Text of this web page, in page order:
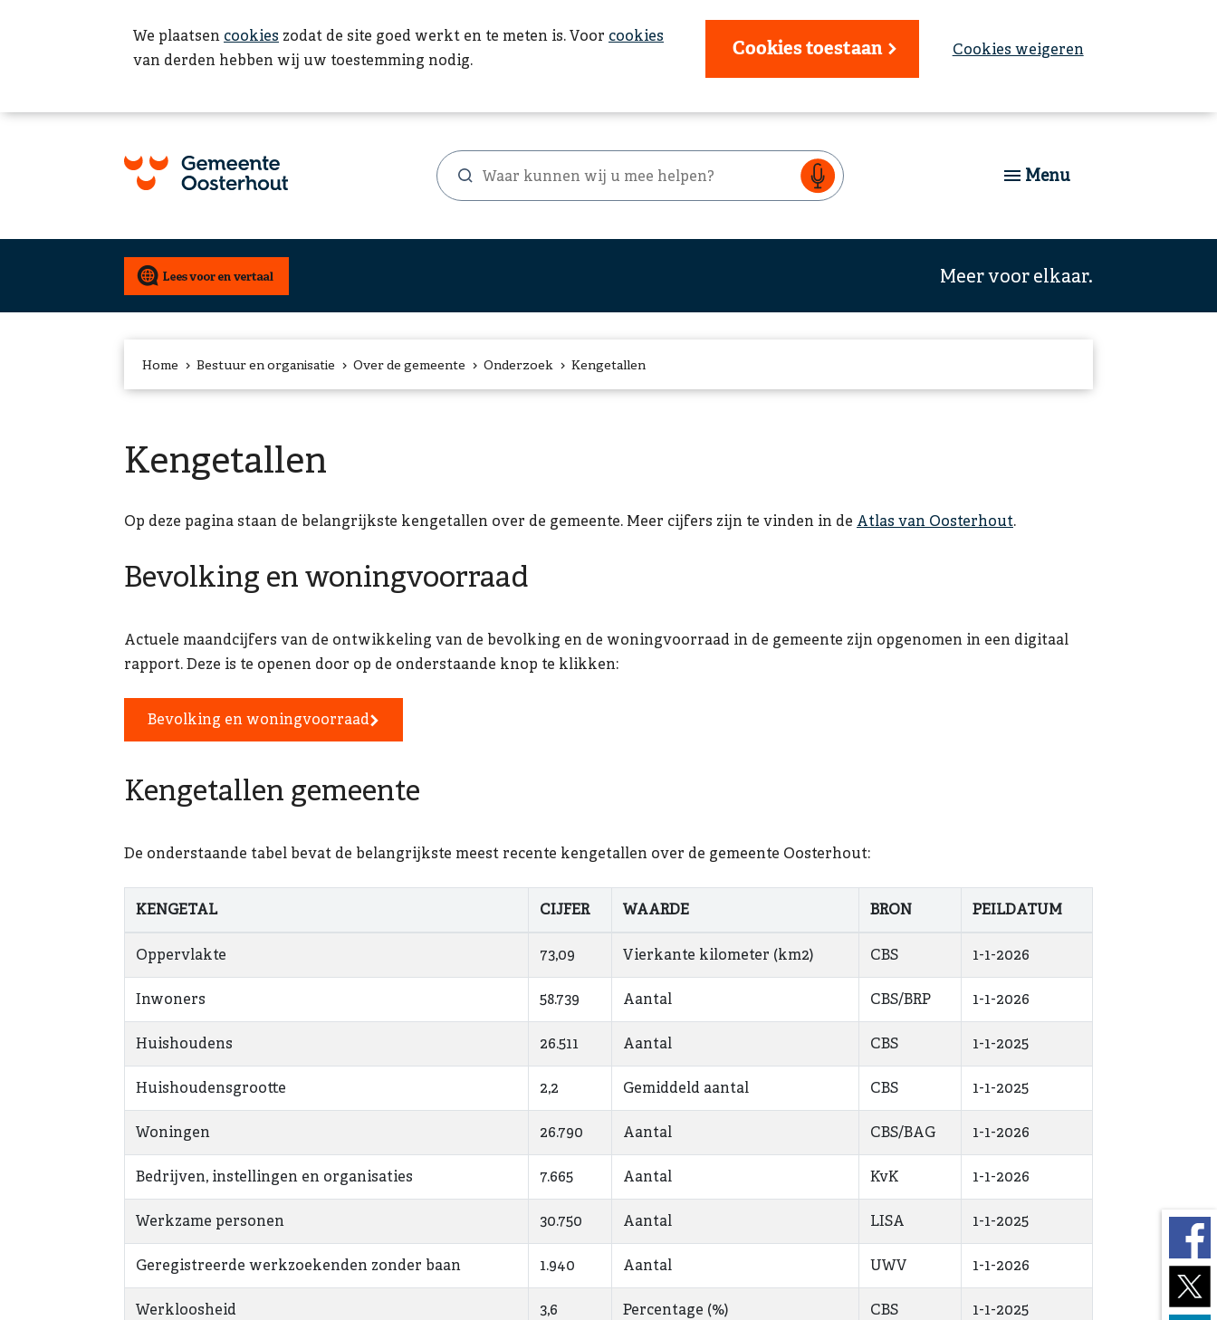
We plaatsen cookies zodat de site goed werkt en te meten is. Voor cookies
van derden hebben wij uw toestemming nodig.
Cookies toestaan Cookies weigeren
Zoekformulier
Waar
kunnen
wij
Menu
Meer voor elkaar.
Home Bestuur en organisatie Over de gemeente Onderzoek Kengetallen
Kengetallen
Op deze pagina staan de belangrijkste kengetallen over de gemeente. Meer cijfers zijn te vinden in de Atlas van Oosterhout.
Bevolking en woningvoorraad
Actuele maandcijfers van de ontwikkeling van de bevolking en de woningvoorraad in de gemeente zijn opgenomen in een digitaal
rapport. Deze is te openen door op de onderstaande knop te klikken:
Bevolking en woningvoorraad
Kengetallen gemeente
De onderstaande tabel bevat de belangrijkste meest recente kengetallen over de gemeente Oosterhout:
KENGETAL CIJFER WAARDE BRON PEILDATUM
Oppervlakte 73,09 Vierkante kilometer (km2) CBS 1-1-2026
Inwoners 58.739 Aantal CBS/BRP 1-1-2026
Huishoudens 26.511 Aantal CBS 1-1-2025
Huishoudensgrootte 2,2 Gemiddeld aantal CBS 1-1-2025
Woningen 26.790 Aantal CBS/BAG 1-1-2026
Bedrijven, instellingen en organisaties 7.665 Aantal KvK 1-1-2026
Werkzame personen 30.750 Aantal LISA 1-1-2025
Geregistreerde werkzoekenden zonder baan 1.940 Aantal UWV 1-1-2026
Werkloosheid 3,6 Percentage (%) CBS 1-1-2025